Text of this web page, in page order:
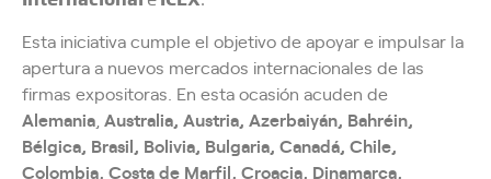
Esta iniciativa cumple el objetivo de apoyar e impulsar la
apertura a nuevos mercados internacionales de las
firmas expositoras. En esta ocasión acuden de
Alemania,Australia, Austria, Azerbaiyán, Bahréin,
Bélgica, Brasil, Bolivia, Bulgaria, Canadá, Chile,
Colombia, Costa de Marfil, Croacia, Dinamarca,